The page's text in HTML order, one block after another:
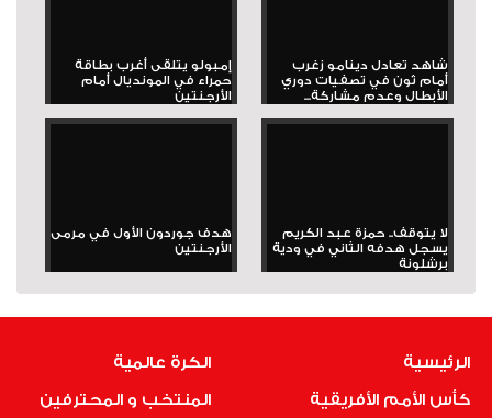
شاهد تعادل دينامو زغرب
أمام ثون في تصفيات دوري
الأبطال وعدم مشاركة...
إمبولو يتلقى أغرب بطاقة
حمراء في المونديال أمام
الأرجنتين
لا يتوقف.. حمزة عبد الكريم
يسجل هدفه الثاني في ودية
برشلونة
هدف جوردون الأول في مرمى
الأرجنتين
الرئيسية
كأس الأمم الأفريقية
الكرة عالمية
المنتخب و المحترفين